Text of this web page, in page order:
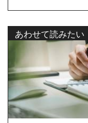
あわせて読みたい